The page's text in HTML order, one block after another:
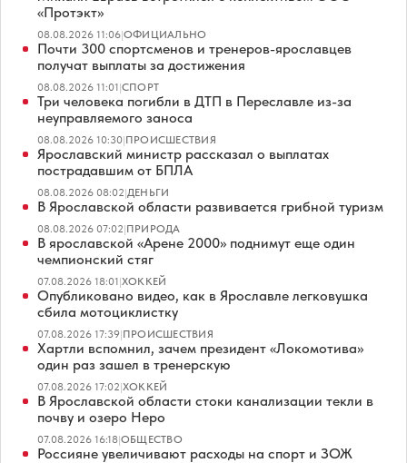
«Протэкт»
08.08.2026 11:06|ОФИЦИАЛЬНО
Почти 300 спортсменов и тренеров-ярославцев
получат выплаты за достижения
08.08.2026 11:01|СПОРТ
Три человека погибли в ДТП в Переславле из-за
неуправляемого заноса
08.08.2026 10:30|ПРОИСШЕСТВИЯ
Ярославский министр рассказал о выплатах
пострадавшим от БПЛА
08.08.2026 08:02|ДЕНЬГИ
В Ярославской области развивается грибной туризм
08.08.2026 07:02|ПРИРОДА
В ярославской «Арене 2000» поднимут еще один
чемпионский стяг
07.08.2026 18:01|ХОККЕЙ
Опубликовано видео, как в Ярославле легковушка
сбила мотоциклистку
07.08.2026 17:39|ПРОИСШЕСТВИЯ
Хартли вспомнил, зачем президент «Локомотива»
один раз зашел в тренерскую
07.08.2026 17:02|ХОККЕЙ
В Ярославской области стоки канализации текли в
почву и озеро Неро
07.08.2026 16:18|ОБЩЕСТВО
Россияне увеличивают расходы на спорт и ЗОЖ